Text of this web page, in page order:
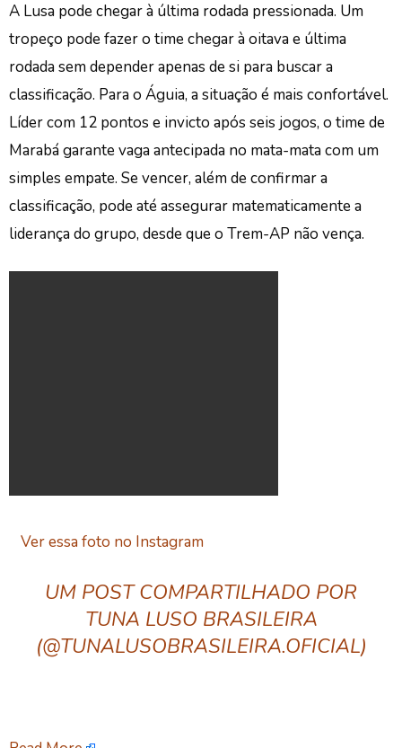
A Lusa pode chegar à última rodada pressionada. Um
tropeço pode fazer o time chegar à oitava e última
rodada sem depender apenas de si para buscar a
classificação. Para o Águia, a situação é mais confortável.
Líder com 12 pontos e invicto após seis jogos, o time de
Marabá garante vaga antecipada no mata-mata com um
simples empate. Se vencer, além de confirmar a
classificação, pode até assegurar matematicamente a
liderança do grupo, desde que o Trem-AP não vença.
Ver essa foto no Instagram
UM POST COMPARTILHADO POR
TUNA LUSO BRASILEIRA
(@TUNALUSOBRASILEIRA.OFICIAL)